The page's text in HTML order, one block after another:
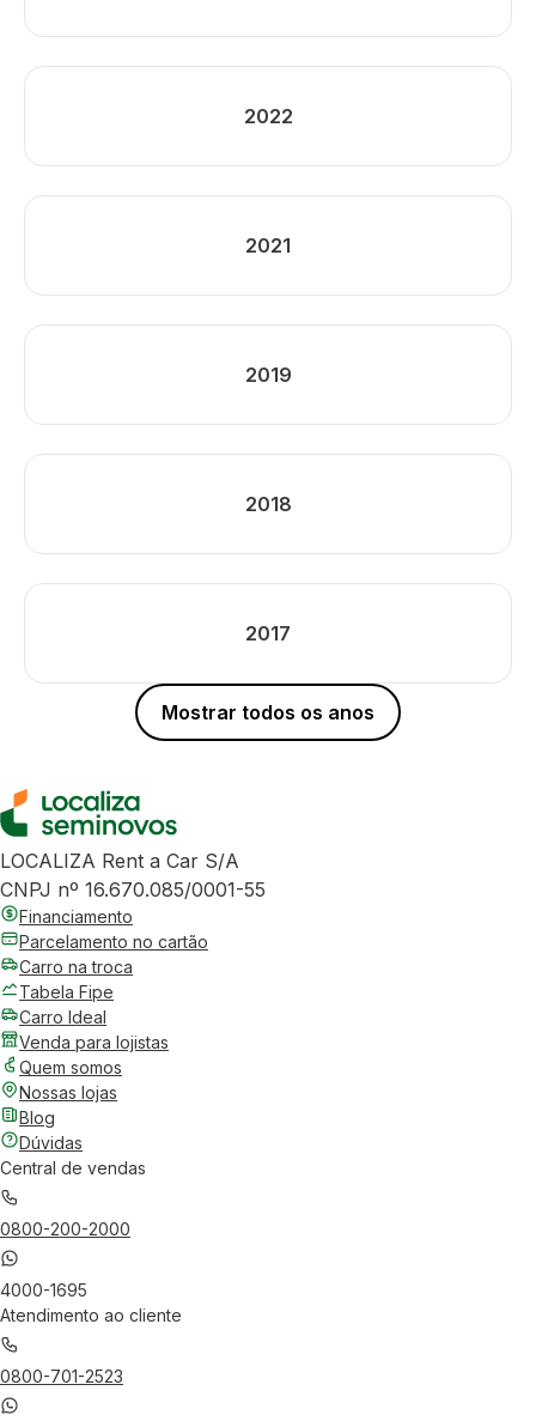
2022
2021
2019
2018
2017
Mostrar todos os anos
LOCALIZA Rent a Car S/A
CNPJ nº 16.670.085/0001-55
Financiamento
Parcelamento no cartão
Carro na troca
Tabela Fipe
Carro Ideal
Venda para lojistas
Quem somos
Nossas lojas
Blog
Dúvidas
Central de vendas
0800-200-2000
4000-1695
Atendimento ao cliente
0800-701-2523